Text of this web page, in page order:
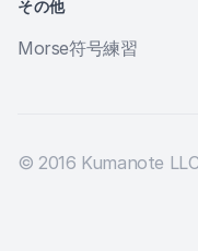
その他
Morse符号練習
© 2016 Kumanote